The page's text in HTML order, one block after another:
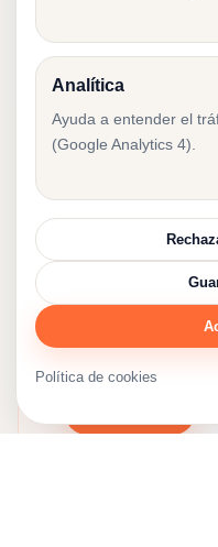
la
Estonia?
Cuéntanos sobre
recomendaremos
Analítica
Ayuda a entender el
(Google Analytics 4).
Política de cookies